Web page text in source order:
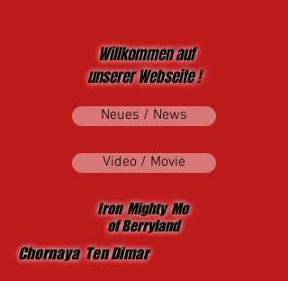
Willkommen auf
unserer Webseite !
Neues / News
Video / Movie
Iron Mighty Mo
of Berryland
Chornaya Ten Dimar